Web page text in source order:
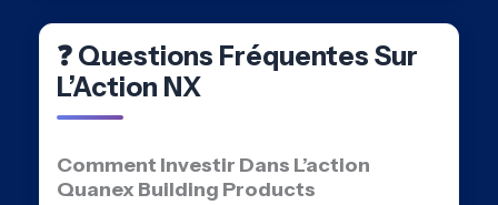
❓ Questions Fréquentes Sur
L’Action NX
Comment Investir Dans L’action
Quanex Building Products